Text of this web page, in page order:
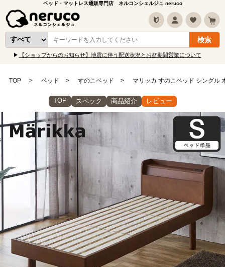
ベッド・マットレス通販専門店 ネルコンシェルジュ neruco
【ショップからのお知らせ】地震に伴う配送状況とお盆期間営業について
TOP ベッド すのこベッド マリッカ すのこベッド シングル
TOP スペック 商品紹介 レビュー